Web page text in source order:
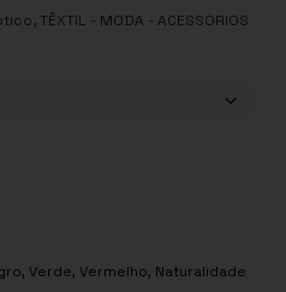
,TÊXTIL - MODA - ACESSÓRIOS
, Verde, Vermelho, Naturalidade